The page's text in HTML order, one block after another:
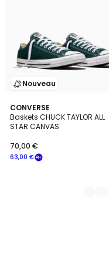
Nouveau
CONVERSE
Baskets CHUCK TAYLOR ALL
STAR CANVAS
63,00 €
70,00 €
2
Couleurs